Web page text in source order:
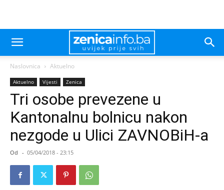
Naslovnica Aktuelno
Aktuelno Vijesti Zenica
Tri osobe prevezene u
Kantonalnu bolnicu nakon
nezgode u Ulici ZAVNOBiH-a
Od - 05/04/2018 - 23:15